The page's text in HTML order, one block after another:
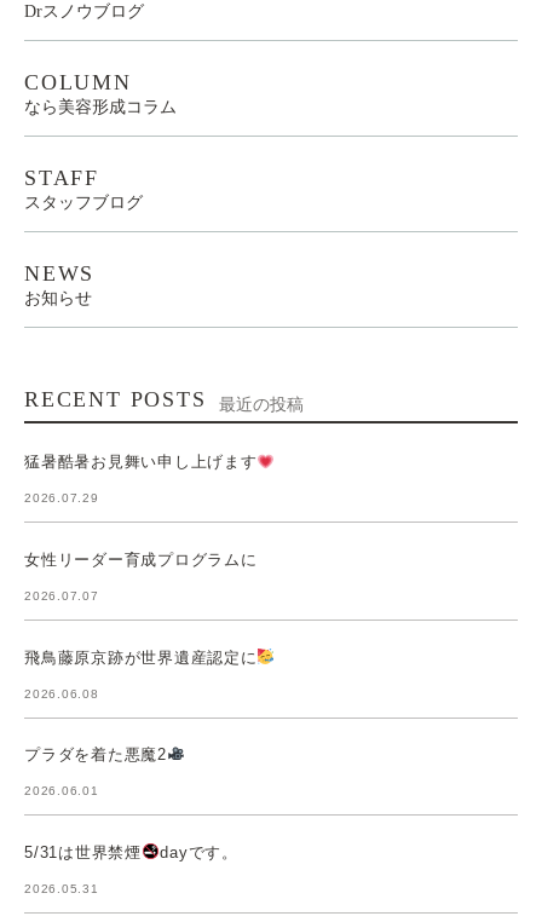
Drスノウブログ
COLUMN
なら美容形成コラム
STAFF
スタッフブログ
NEWS
お知らせ
RECENT POSTS 最近の投稿
猛暑酷暑お見舞い申し上げます
2026.07.29
女性リーダー育成プログラムに
2026.07.07
飛鳥藤原京跡が世界遺産認定に
2026.06.08
プラダを着た悪魔2
2026.06.01
5/31は世界禁煙 dayです。
2026.05.31